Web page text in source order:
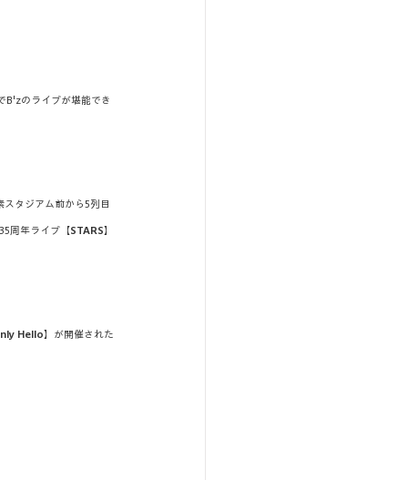
B'zのライブが堪能でき
スタジアム前から5列目
周年ライブ【STARS】
Hello】が開催された